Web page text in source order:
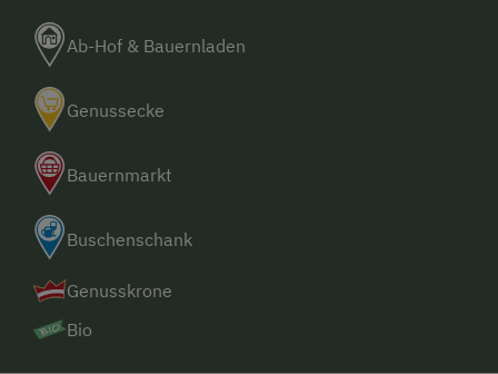
Ab-Hof & Bauernladen
Genussecke
Bauernmarkt
Buschenschank
Genusskrone
Bio